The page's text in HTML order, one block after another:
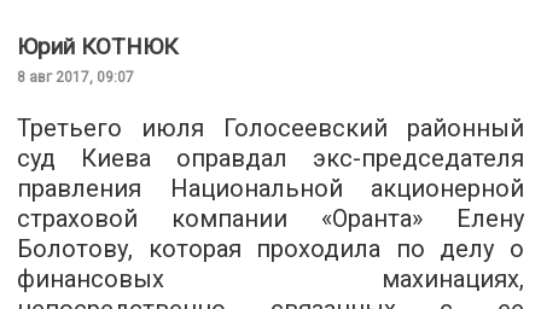
Юрий КОТНЮК
8 авг 2017, 09:07
Третьего июля Голосеевский районный
суд Киева оправдал экс-председателя
правления Национальной акционерной
страховой компании «Оранта» Елену
Болотову, которая проходила по делу о
финансовых махинациях,